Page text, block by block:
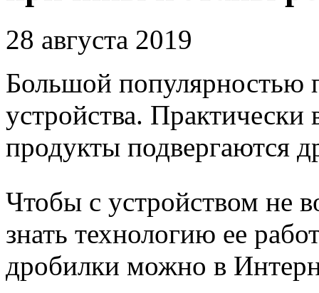
28 августа 2019
Большой популярностью
устройства. Практически
продукты подвергаются
Чтобы с устройством не
знать технологию ее
дробилки можно в